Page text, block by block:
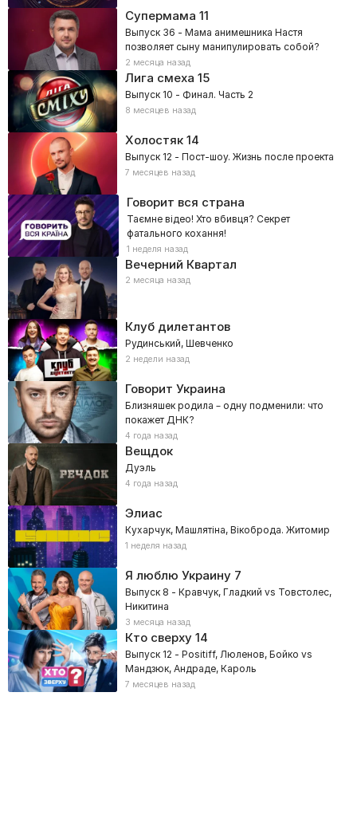
Супермама 11
Выпуск 36 - Мама анимешника Настя
позволяет сыну манипулировать собой?
2 месяца назад
Лига смеха 15
Выпуск 10 - Финал. Часть 2
8 месяцев назад
Холостяк14
Выпуск 12 - Пост-шоу. Жизнь после проекта
7 месяцев назад
Говорит вся страна
Таємне відео! Хто вбивця? Секрет
фатального кохання!
1 неделя назад
Вечерний Квартал
2 месяца назад
Клуб дилетантов
Рудинський, Шевченко
2 недели назад
Говорит Украина
Близняшек родила – одну подменили: что
покажет ДНК?
4 года назад
Вещдок
Дуэль
4 года назад
Элиас
Кухарчук, Машлятіна, Вікоброда. Житомир
1 неделя назад
Я люблю Украину7
Выпуск 8 - Кравчук, Гладкий vs Товстолес,
Никитина
3 месяца назад
Кто сверху14
Выпуск 12 - Positiff, Люленов, Бойко vs
Мандзюк, Андраде, Кароль
7 месяцев назад